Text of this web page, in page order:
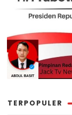
TERPOPULER